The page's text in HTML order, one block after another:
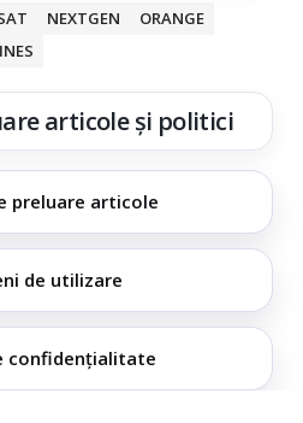
NEXTGEN
ORANGE
INES
articole și politici
preluare articole
de utilizare
confidențialitate